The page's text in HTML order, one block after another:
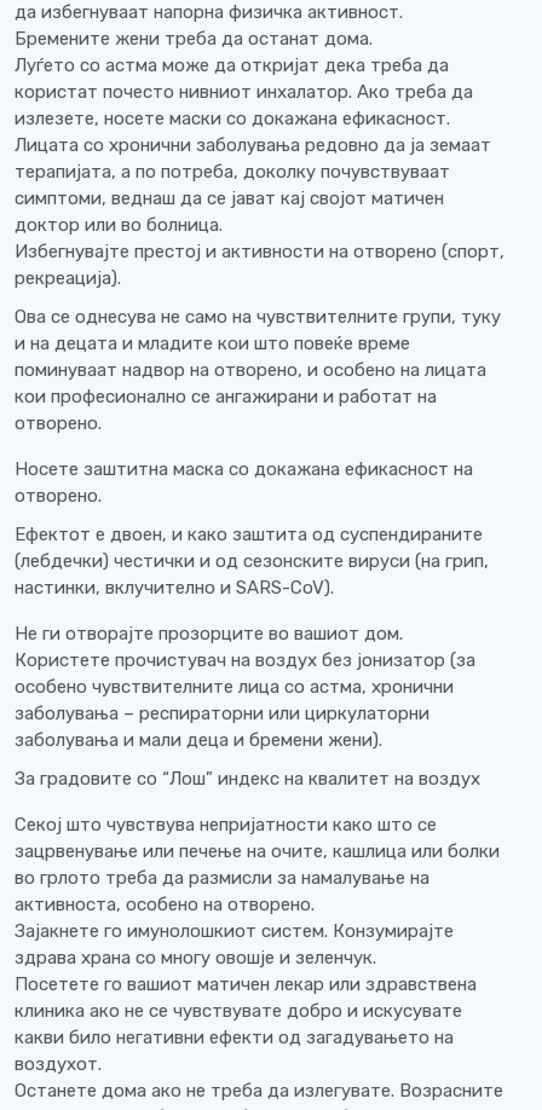
да избегнуваат напорна физичка активност.
Бремените жени треба да останат дома.
Луѓето со астма може да откријат дека треба да
користат почесто нивниот инхалатор. Ако треба да
излезете, носете маски со докажана ефикасност.
Лицата со хронични заболувања редовно да ја земаат
терапијата, а по потреба, доколку почувствуваат
симптоми, веднаш да се јават кај својот матичен
доктор или во болница.
Избегнувајте престој и активности на отворено (спорт,
рекреација).
Ова се однесува не само на чувствителните групи, туку
и на децата и младите кои што повеќе време
поминуваат надвор на отворено, и особено на лицата
кои професионално се ангажирани и работат на
отворено.
Носете заштитна маска со докажана ефикасност на
отворено.
Ефектот е двоен, и како заштита од суспендираните
(лебдечки) честички и од сезонските вируси (на грип,
настинки, вклучително и SARS-CoV).
Не ги отворајте прозорците во вашиот дом.
Користете прочистувач на воздух без јонизатор (за
особено чувствителните лица со астма, хронични
заболувања – респираторни или циркулаторни
заболувања и мали деца и бремени жени).
За градовите со “Лош” индекс на квалитет на воздух
Секој што чувствува непријатности како што се
зацрвенување или печење на очите, кашлица или болки
во грлото треба да размисли за намалување на
активноста, особено на отворено.
Зајакнете го имунолошкиот систем. Конзумирајте
здрава храна со многу овошје и зеленчук.
Посетете го вашиот матичен лекар или здравствена
клиника ако не се чувствувате добро и искусувате
какви било негативни ефекти од загадувањето на
воздухот.
Останете дома ако не треба да излегувате. Возрасните